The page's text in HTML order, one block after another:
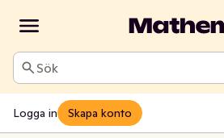
Sök
Logga in Skapa konto